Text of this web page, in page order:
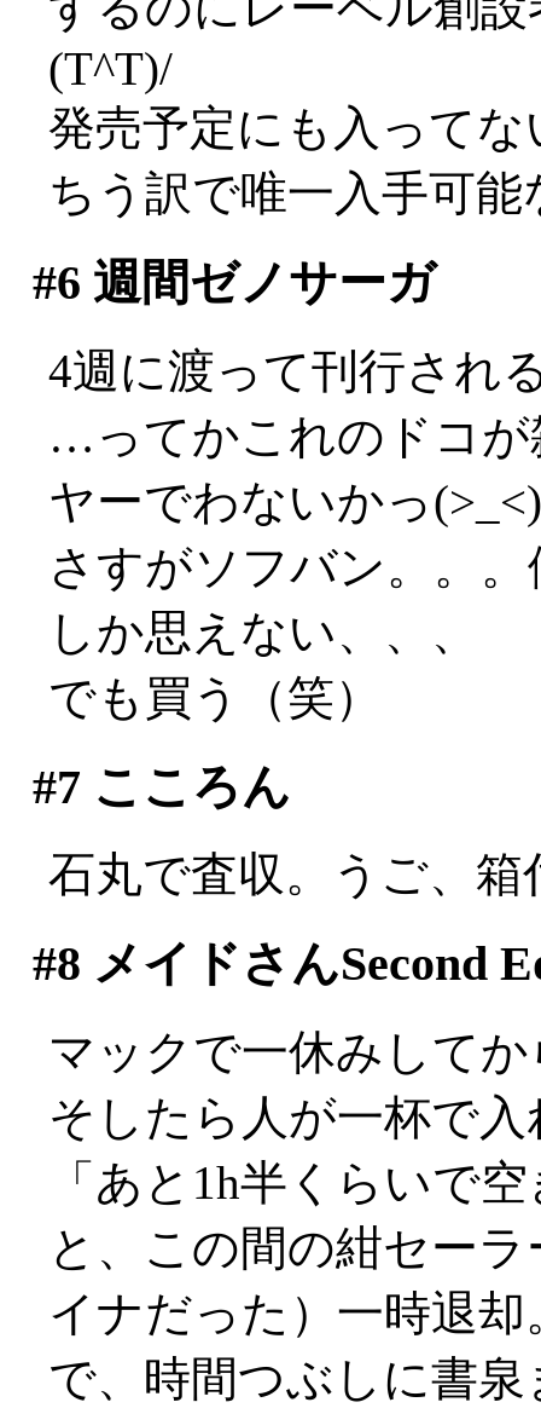
(T^T)/
発売予定にも入って
ちう訳で唯一入手可
#6 週間ゼノサーガ
4週に渡って刊行され
…ってかこれのドコが
ヤーでわないかっ(>_<)
さすがソフバン。。
しか思えない、、、
でも買う（笑）
#7 こころん
石丸で査収。うご、
#8 メイドさんSecond
マックで一休みして
そしたら人が一杯で
「あと1h半くらいで
と、この間の紺セー
イナだった）一時退却
で、時間つぶしに書